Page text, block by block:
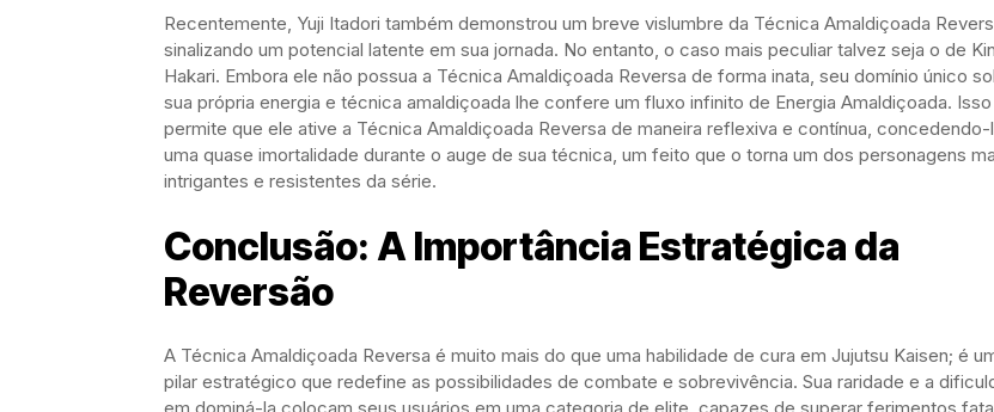
Recentemente, Yuji Itadori também demonstrou um breve vislumbre da Técnica Amaldiçoada
sinalizando um potencial latente em sua jornada. No entanto, o caso mais peculiar talvez seja o de
Hakari. Embora ele não possua a Técnica Amaldiçoada Reversa de forma inata, seu domínio único
sua própria energia e técnica amaldiçoada lhe confere um fluxo infinito de Energia Amaldiçoada. Isso
permite que ele ative a Técnica Amaldiçoada Reversa de maneira reflexiva e contínua, concedendo-
uma quase imortalidade durante o auge de sua técnica, um feito que o torna um dos personagens
intrigantes e resistentes da série.
Conclusão: A Importância Estratégica da
Reversão
A Técnica Amaldiçoada Reversa é muito mais do que uma habilidade de cura em Jujutsu Kaisen; é
pilar estratégico que redefine as possibilidades de combate e sobrevivência. Sua raridade e a